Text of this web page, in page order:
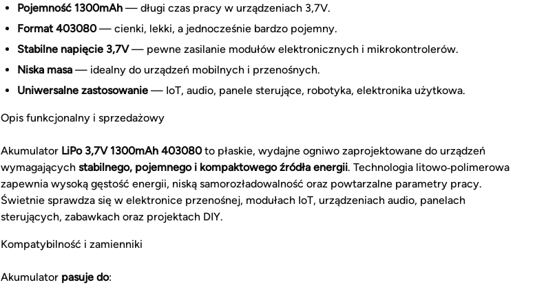
Pojemność 1300mAh — długi czas pracy w urządzeniach 3,7V.
Format 403080— cienki, lekki, a jednocześnie bardzo pojemny.
Stabilne napięcie 3,7V— pewne zasilanie modułów elektronicznych i mikrokontrolerów.
Niska masa — idealny do urządzeń mobilnych i przenośnych.
Uniwersalne zastosowanie — IoT, audio, panele sterujące, robotyka, elektronika użytkowa.
Opis funkcjonalny i sprzedażowy
Akumulator LiPo 3,7V 1300mAh 403080to płaskie, wydajne ogniwo zaprojektowane do urządzeń
wymagających stabilnego, pojemnego i kompaktowego źródła energii. Technologia litowo‑polimerowa
zapewnia wysoką gęstość energii, niską samorozładowalność oraz powtarzalne parametry pracy.
Świetnie sprawdza się w elektronice przenośnej, modułach IoT, urządzeniach audio, panelach
sterujących, zabawkach oraz projektach DIY.
Kompatybilność i zamienniki
Akumulator pasuje do: